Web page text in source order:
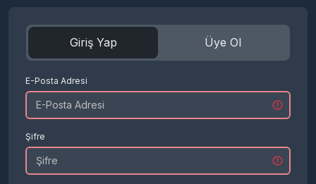
Giriş Yap Üye Ol
E-Posta Adresi
Şifre